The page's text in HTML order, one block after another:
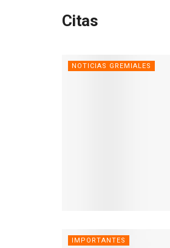
Citas
NOTICIAS GREMIALES
IMPORTANTES